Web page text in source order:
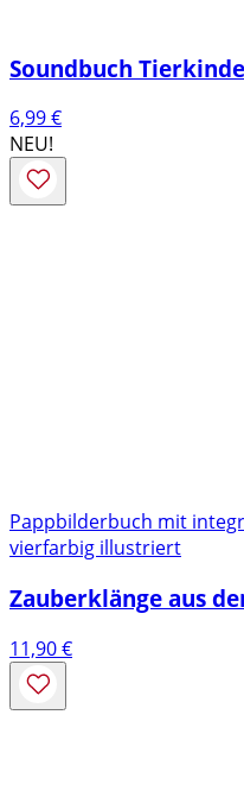
Soundbuch
6,99€
NEU!
Pappbilderbuch mit
vierfarbig illustriert
Zauberklänge aus
11,90€